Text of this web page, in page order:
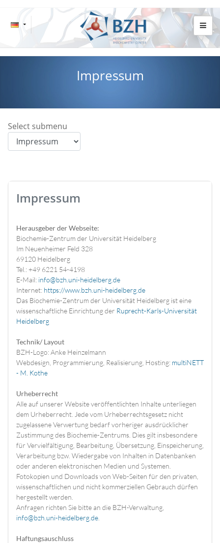
Impressum
Select submenu
Impressum
Herausgeber der Webseite:
Biochemie-Zentrum der Universität Heidelberg
Im Neuenheimer Feld 328
69120 Heidelberg
Tel.: +49 6221 54-4198
E-Mail: info@bzh.uni-heidelberg.de
Internet: https://www.bzh.uni-heidelberg.de
Das Biochemie-Zentrum der Universität Heidelberg ist eine
wissenschaftliche Einrichtung der Ruprecht-Karls-Universität
Heidelberg
Technik/ Layout
BZH-Logo: Anke Heinzelmann
Webdesign, Programmierung, Realisierung, Hosting: multiNETT
- M. Kothe
Urheberrecht
Alle auf unserer Website veröffentlichten Inhalte unterliegen
dem Urheberrecht. Jede vom Urheberrechtsgesetz nicht
zugelassene Verwertung bedarf vorheriger ausdrücklicher
Zustimmung des Biochemie-Zentrums. Dies gilt insbesondere
für Vervielfältigung, Bearbeitung, Übersetzung, Einspeicherung,
Verarbeitung bzw. Wiedergabe von Inhalten in Datenbanken
oder anderen elektronischen Medien und Systemen.
Fotokopien und Downloads von Web-Seiten für den privaten,
wissenschaftlichen und nicht kommerziellen Gebrauch dürfen
hergestellt werden.
Anfragen richten Sie bitte an die BZH-Verwaltung,
info@bzh.uni-heidelberg.de
Haftungsauschluss